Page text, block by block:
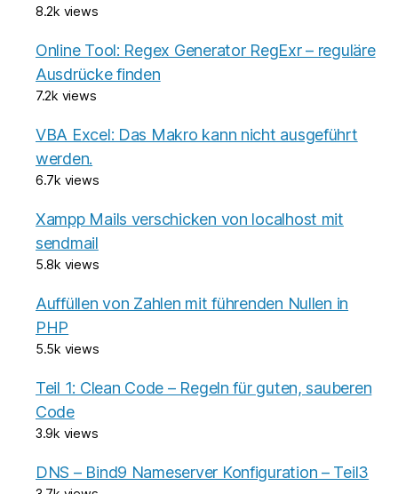
8.2k views
Online Tool: Regex Generator RegExr – reguläre
Ausdrücke finden
7.2k views
VBA Excel: Das Makro kann nicht ausgeführt
werden.
6.7k views
Xampp Mails verschicken von localhost mit
sendmail
5.8k views
Auffüllen von Zahlen mit führenden Nullen in
PHP
5.5k views
Teil 1: Clean Code – Regeln für guten, sauberen
Code
3.9k views
DNS – Bind9 Nameserver Konfiguration – Teil3